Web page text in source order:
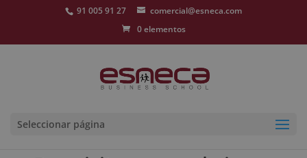
91 005 91 27
comercial@esneca.com
0 elementos
Seleccionar página